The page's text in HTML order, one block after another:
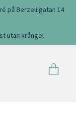
på Berzeliigatan 14
utan krångel